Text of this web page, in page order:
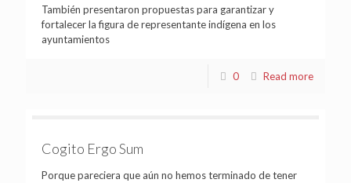
También presentaron propuestas para garantizar y
fortalecer la figura de representante indígena en los
ayuntamientos
0 Read more
Cogito Ergo Sum
Porque pareciera que aún no hemos terminado de tener